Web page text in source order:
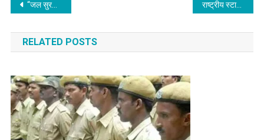
Post
navigation
“जल सुरक्षित तो राष्ट्र सुरक्षित”! वाटरशेड महोत्सव से जल संरक्षण का बड़ा संदेश, कृषि मंत्री ने किया 42 विकासात्मक कार्यों का शिलान्यास एवं 61 कार्यों का लोकार्पण राष्ट्रीय स्टार्टअप दिवस पर ‘अविन्या बिहार 2.0’, उद्योग मंत्री का आश्वासन सीड फंड 10 लाख से बढ़ाकर 25 लाख करने के लिए प्रयासरत
RELATED POSTS